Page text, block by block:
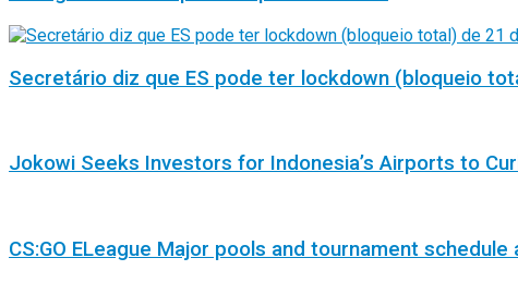
Secretário diz que ES pode ter lockdown (bloqueio
Jokowi Seeks Investors for Indonesia’s Airports to
CS:GO ELeague Major pools and tournament schedule